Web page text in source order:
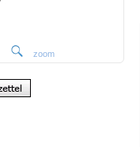
zoom